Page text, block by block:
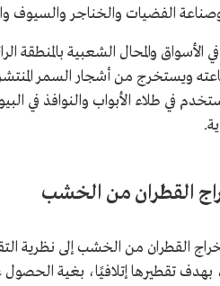
الفضيات والخناجر والسيوف
الأسواق والمحال الشعبية
ويستخرج من أشجار السمر
في طلاء الأبواب والنوافذ في
القطران من الخشب
القطران من الخشب إلى نظرية
تقطيرها إتلافيًا، بغية